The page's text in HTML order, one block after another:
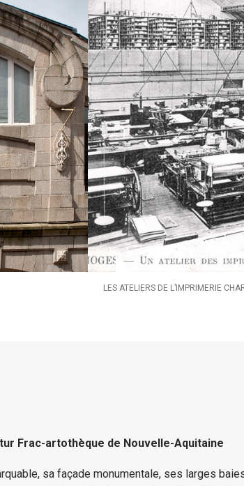
LES ATELIERS DE L’IMPRIMERIE
Frac-artothèque de Nouvelle-Aquitaine
sa façade monumentale, ses larges